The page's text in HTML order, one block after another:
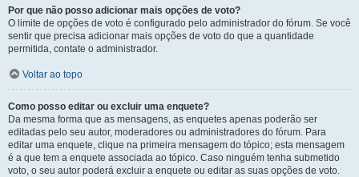
Por que não posso adicionar mais opções de voto?
O limite de opções de voto é configurado pelo administrador do fórum. Se você
sentir que precisa adicionar mais opções de voto do que a quantidade
permitida, contate o administrador.
Voltar ao topo
Como posso editar ou excluir uma enquete?
Da mesma forma que as mensagens, as enquetes apenas poderão ser
editadas pelo seu autor, moderadores ou administradores do fórum. Para
editar uma enquete, clique na primeira mensagem do tópico; esta mensagem
é a que tem a enquete associada ao tópico. Caso ninguém tenha submetido
voto, o seu autor poderá excluir a enquete ou editar as suas opções de voto.